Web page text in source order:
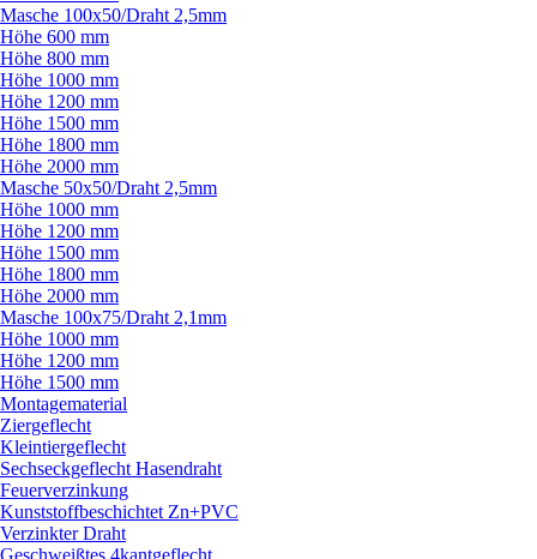
Masche 100x50/Draht 2,5mm
Höhe 600 mm
Höhe 800 mm
Höhe 1000 mm
Höhe 1200 mm
Höhe 1500 mm
Höhe 1800 mm
Höhe 2000 mm
Masche 50x50/Draht 2,5mm
Höhe 1000 mm
Höhe 1200 mm
Höhe 1500 mm
Höhe 1800 mm
Höhe 2000 mm
Masche 100x75/Draht 2,1mm
Höhe 1000 mm
Höhe 1200 mm
Höhe 1500 mm
Montagematerial
Ziergeflecht
Kleintiergeflecht
Sechseckgeflecht Hasendraht
Feuerverzinkung
Kunststoffbeschichtet Zn+PVC
Verzinkter Draht
Geschweißtes 4kantgeflecht